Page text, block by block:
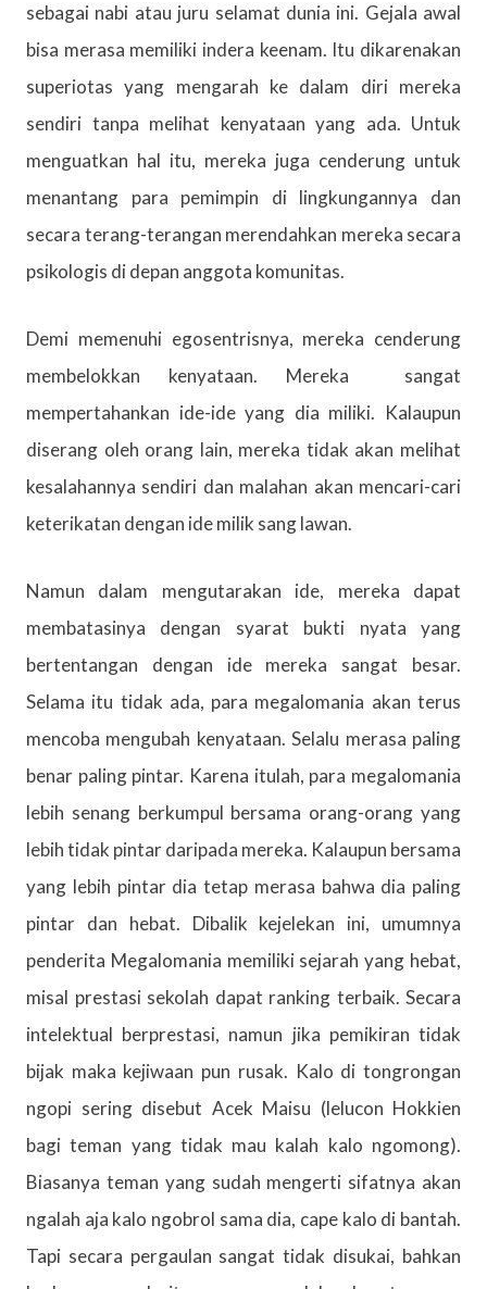
sebagai nabi atau juru selamat dunia ini. Gejala awal
bisa merasa memiliki indera keenam. Itu dikarenakan
superiotas yang mengarah ke dalam diri mereka
sendiri tanpa melihat kenyataan yang ada. Untuk
menguatkan hal itu, mereka juga cenderung untuk
menantang para pemimpin di lingkungannya dan
secara terang-terangan merendahkan mereka secara
psikologis di depan anggota komunitas.
Demi memenuhi egosentrisnya, mereka cenderung
membelokkan kenyataan. Mereka sangat
mempertahankan ide-ide yang dia miliki. Kalaupun
diserang oleh orang lain, mereka tidak akan melihat
kesalahannya sendiri dan malahan akan mencari-cari
keterikatan dengan ide milik sang lawan.
Namun dalam mengutarakan ide, mereka dapat
membatasinya dengan syarat bukti nyata yang
bertentangan dengan ide mereka sangat besar.
Selama itu tidak ada, para megalomania akan terus
mencoba mengubah kenyataan. Selalu merasa paling
benar paling pintar. Karena itulah, para megalomania
lebih senang berkumpul bersama orang-orang yang
lebih tidak pintar daripada mereka. Kalaupun bersama
yang lebih pintar dia tetap merasa bahwa dia paling
pintar dan hebat. Dibalik kejelekan ini, umumnya
penderita Megalomania memiliki sejarah yang hebat,
misal prestasi sekolah dapat ranking terbaik. Secara
intelektual berprestasi, namun jika pemikiran tidak
bijak maka kejiwaan pun rusak. Kalo di tongrongan
ngopi sering disebut Acek Maisu (lelucon Hokkien
bagi teman yang tidak mau kalah kalo ngomong).
Biasanya teman yang sudah mengerti sifatnya akan
ngalah aja kalo ngobrol sama dia, cape kalo di bantah.
Tapi secara pergaulan sangat tidak disukai, bahkan